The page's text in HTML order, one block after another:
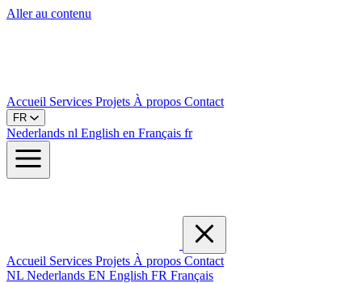
Aller au contenu
Accueil Services Projets À propos Contact
FR
Nederlands nl English en Français fr
Accueil Services Projets À propos Contact
NL Nederlands EN English FR Français